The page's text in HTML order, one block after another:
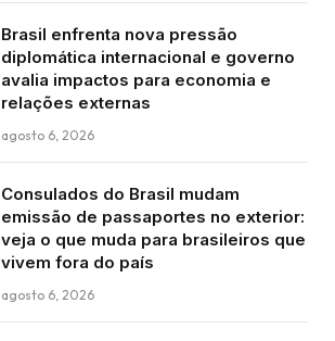
Brasil enfrenta nova pressão
diplomática internacional e governo
avalia impactos para economia e
relações externas
agosto 6, 2026
Consulados do Brasil mudam
emissão de passaportes no exterior:
veja o que muda para brasileiros que
vivem fora do país
agosto 6, 2026